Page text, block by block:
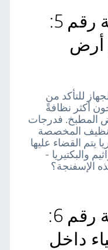
المعلومة المغلوطة رقم 5:
أرض
للتأكد من
أكثر نظافةً
المطبخ. فدرجات
المخصصة
يتم القضاء عليها
والبكتيريا -
الإسفنجة؟
المعلومة المغلوطة رقم 6:
داخل